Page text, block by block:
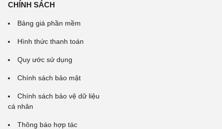
CHÍNH SÁCH
Bảng giá phần mềm
Hình thức thanh toán
Quy ước sử dụng
Chính sách bảo mật
Chính sách bảo vệ dữ liệu
cá nhân
Thông báo hợp tác